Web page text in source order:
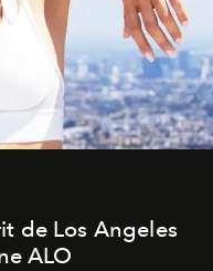
de Los Angeles
ALO